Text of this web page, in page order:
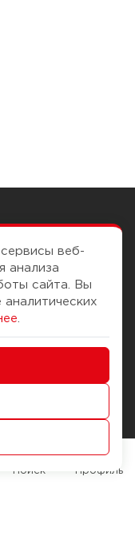
и оплата
оплаты
качества
веб-
анализа
сайта. Вы
Поиск Профиль